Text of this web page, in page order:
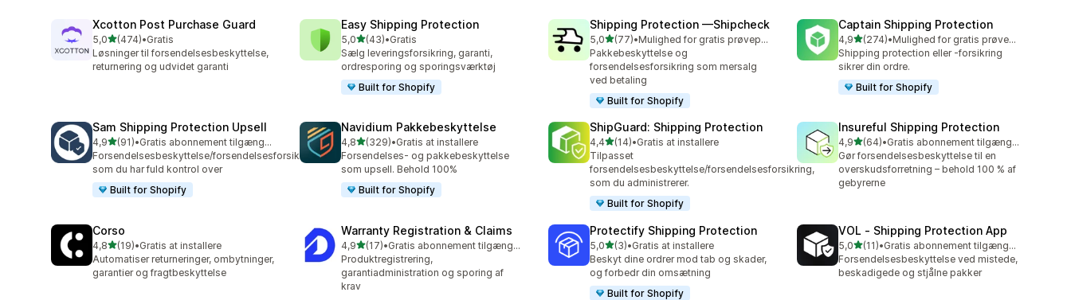
Xcotton Post Purchase Guard
5,0ud af 5 stjerner
(474)
474 anmeldelser i alt
•Gratis
Løsninger til forsendelsesbeskyttelse,
returnering og udvidet garanti
Easy Shipping Protection
5,0ud af 5 stjerner
(43)
43 anmeldelser i alt
•Gratis
Sælg leveringsforsikring, garanti,
ordresporing og sporingsværktøj
Built for Shopify
Shipping Protection —Shipcheck
5,0ud af 5 stjerner
(77)
77 anmeldelser i alt
•
Mulighed for gratis prøveperiode
Pakkebeskyttelse og
forsendelsesforsikring som mersalg
ved betaling
Built for Shopify
Captain Shipping Protection
4,9ud af 5 stjerner
(274)
274 anmeldelser i alt
•
Mulighed for gratis prøveperiode
Shipping protection eller -forsikring
sikrer din ordre.
Built for Shopify
Sam Shipping Protection Upsell
4,9ud af 5 stjerner
(91)
91 anmeldelser i alt
•
Gratis abonnement tilgængeligt
Forsendelsesbeskyttelse/forsendelsesforsikring,
som du har fuld kontrol over
Built for Shopify
Navidium Pakkebeskyttelse
4,8ud af 5 stjerner
(329)
329 anmeldelser i alt
•Gratis at installere
Forsendelses- og pakkebeskyttelse
som upsell. Behold 100%
Built for Shopify
ShipGuard: Shipping Protection
4,4ud af 5 stjerner
(14)
14 anmeldelser i alt
•Gratis at installere
Tilpasset
forsendelsesbeskyttelse/forsendelsesforsikring,
som du administrerer.
Built for Shopify
Insureful Shipping Protection
4,9ud af 5 stjerner
(64)
64 anmeldelser i alt
•
Gratis abonnement tilgængeligt
Gør forsendelsesbeskyttelse til en
overskudsforretning – behold 100 % af
gebyrerne
Corso
4,8ud af 5 stjerner
(19)
19 anmeldelser i alt
•Gratis at installere
Automatiser returneringer, ombytninger,
garantier og fragtbeskyttelse
Warranty Registration & Claims
4,9ud af 5 stjerner
(17)
17 anmeldelser i alt
•
Gratis abonnement tilgængeligt
Produktregistrering,
garantiadministration og sporing af
krav
Protectify Shipping Protection
5,0ud af 5 stjerner
(3)
3 anmeldelser i alt
•Gratis at installere
Beskyt dine ordrer mod tab og skader,
og forbedr din omsætning
Built for Shopify
VOL ‑ Shipping Protection App
5,0ud af 5 stjerner
(11)
11 anmeldelser i alt
•
Gratis abonnement tilgængeligt
Forsendelsesbeskyttelse ved mistede,
beskadigede og stjålne pakker